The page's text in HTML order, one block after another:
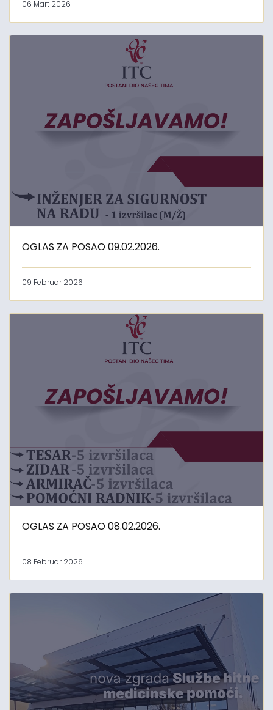
06 Mart 2026
OGLAS ZA POSAO 09.02.2026.
09 Februar 2026
OGLAS ZA POSAO 08.02.2026.
08 Februar 2026